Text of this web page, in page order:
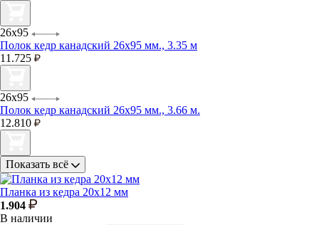
26х95
Полок кедр канадский 26х95 мм., 3.35 м
11.725
26х95
Полок кедр канадский 26х95 мм., 3.66 м.
12.810
Показать всё
Планка из кедра 20х12 мм
1.904
В наличии